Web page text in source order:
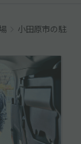
小田原市の駐車